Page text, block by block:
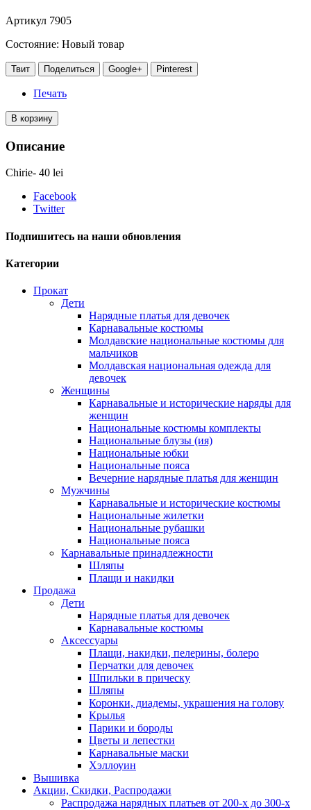
Артикул 7905
Состояние: Новый товар
Твит Поделиться Google+ Pinterest
Печать
В корзину
Описание
Chirie- 40 lei
Facebook
Twitter
Подпишитесь на наши обновления
Категории
Прокат
Дети
Нарядные платья для девочек
Карнавальные костюмы
Молдавские национальные костюмы для
мальчиков
Молдавская национальная одежда для
девочек
Женщины
Карнавальные и исторические наряды для
женщин
Национальные костюмы комплекты
Национальные блузы (ия)
Национальные юбки
Национальные пояса
Вечерние нарядные платья для женщин
Мужчины
Карнавальные и исторические костюмы
Национальные жилетки
Национальные рубашки
Национальные пояса
Карнавальные принадлежности
Шляпы
Плащи и накидки
Продажа
Дети
Нарядные платья для девочек
Карнавальные костюмы
Аксессуары
Плащи, накидки, пелерины, болеро
Перчатки для девочек
Шпильки в прическу
Шляпы
Коронки, диадемы, украшения на голову
Крылья
Парики и бороды
Цветы и лепестки
Карнавальные маски
Хэллоуин
Вышивка
Акции, Скидки, Распродажи
Распродажа нарядных платьев от 200-х до 300-х